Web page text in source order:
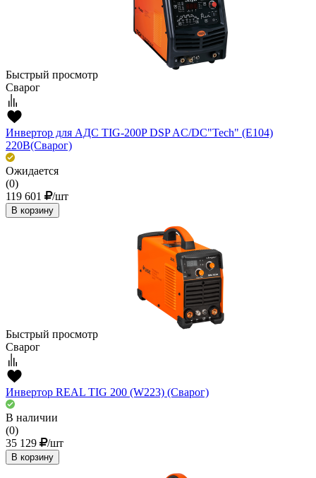
Быстрый просмотр
Сварог
Инвертор для АДС TIG-200P DSP AC/DC"Tech" (E104)
220В(Сварог)
Ожидается
(0)
119 601
/шт
В корзину
Быстрый просмотр
Сварог
Инвертор REAL TIG 200 (W223) (Сварог)
В наличии
(0)
35 129
/шт
В корзину